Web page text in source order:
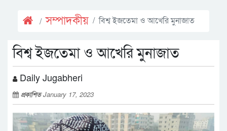
সম্পাদকীয় বিশ্ব ইজতেমা ও আখেরি মুনাজাত
বিশ্ব ইজতেমা ও আখেরি মুনাজাত
Daily Jugabheri
প্রকাশিতJanuary 17, 2023